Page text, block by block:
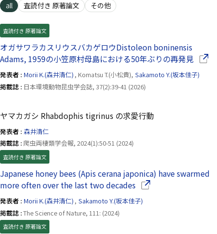
all 査読付き 原著論文 その他
査読付き 原著論文
オガサワラカスリウスバカゲロウDistoleon boninensis
Adams, 1959の小笠原村母島における50年ぶりの再発見 （別
発表者 : Morii K.(森井清仁) , Komatsu T.(小松貴), Sakamoto Y.(坂本佳子)
掲載誌 : 日本環境動物昆虫学会誌, 37(2):39-41 (2026)
ヤマカガシ Rhabdophis tigrinus の求愛行動
発表者 : 森井清仁
掲載誌 :爬虫両棲類学会報, 2024(1):50-51 (2024)
査読付き 原著論文
Japanese honey bees (Apis cerana japonica) have swarmed
more often over the last two decades（別ウインドウで開き
発表者 : Morii K.(森井清仁) , Sakamoto Y.(坂本佳子)
掲載誌 :The Science of Nature, 111: (2024)
査読付き 原著論文